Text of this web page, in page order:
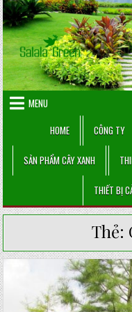
Skip
to
content
MENU
HOME
CÔNG TY
SẢN PHẨM CÂY XANH
THIẾT BỊ
Thẻ:
Posted
in